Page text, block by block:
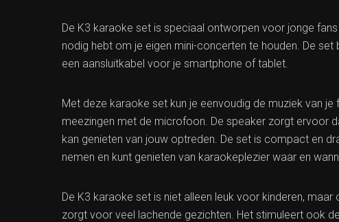
De K3 karaoke set is speciaal ontworpen voor jonge
nodig hebt om je eigen mini-concerten te houden. De
een aansluitkabel voor je smartphone of tablet.
Met deze karaoke set kun je eenvoudig de muziek van
meezingen met de microfoon. De speaker zorgt ervoor
kan genieten van jouw optreden. De set is compact en
nemen en kunt genieten van karaokeplezier waar en
De K3 karaoke set is niet alleen leuk voor kinderen,
zorgt voor veel lachende gezichten. Het stimuleert ook